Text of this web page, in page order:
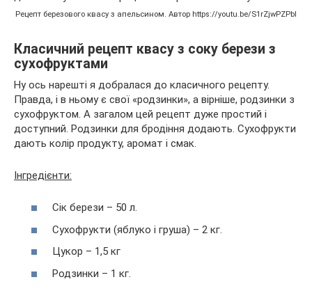
Рецепт березового квасу з апельсином. Автор https://youtu.be/S1rZjwPZPbI
Класичний рецепт квасу з соку берези з
сухофруктами
Ну ось нарешті я добралася до класичного рецепту.
Правда, і в ньому є свої «родзинки», а вірніше, родзинки з
сухофруктом. А загалом цей рецепт дуже простий і
доступний. Родзинки для бродіння додають. Сухофрукти
дають колір продукту, аромат і смак.
Інгредієнти:
Сік берези – 50 л.
Сухофрукти (яблуко і груша) – 2 кг.
Цукор – 1,5 кг
Родзинки – 1 кг.